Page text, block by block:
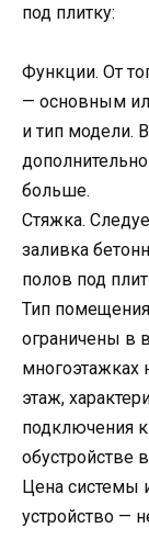
под плитку:
Функции. От
— основным
и тип модели.
больше.
Стяжка.
заливка
полов под
Тип
ограничены в
многоэтажках
этаж,
подключения
обустройстве
Цена системы
устройство —